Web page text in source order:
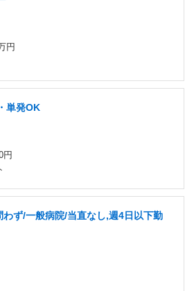
円
単発OK
円
わず/一般病院/当直なし,週4日以下勤